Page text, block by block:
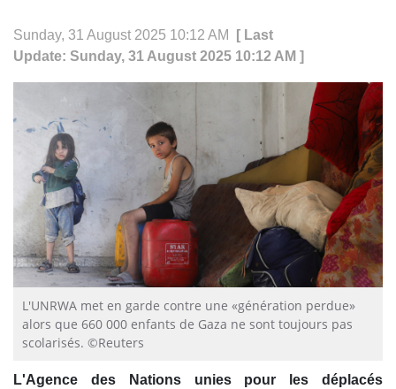
Sunday, 31 August 2025 10:12 AM
[ Last
Update: Sunday, 31 August 2025 10:12 AM ]
L'UNRWA met en garde contre une «génération perdue»
alors que 660 000 enfants de Gaza ne sont toujours pas
scolarisés. ©Reuters
L'Agence des Nations unies pour les déplacés